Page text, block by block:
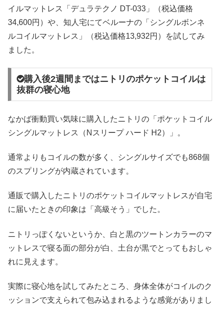
イルマットレス「デュラテクノ DT-033」（税込価格
34,600円）や、知人宅にてベルーナの「シングルボンネ
ルコイルマットレス」（税込価格13,932円）を試してみ
ました。
購入後2週間まではニトリのポケットコイルは
抜群の寝心地
なかば衝動買い気味に購入したニトリの「ポケットコイル
シングルマットレス（Nスリープ ハード H2）」。
通常よりもコイルの数が多く、シングルサイズでも868個
のスプリングが内蔵されています。
通販で購入したニトリのポケットコイルマットレスが自宅
に届いたときの印象は「高級そう」でした。
ニトリっぽくないというか、白と黒のツートンカラーのマ
ットレスで寝る面の部分が白、土台が黒でとってもおしゃ
れに見えます。
実際に寝心地を試してみたところ、身体全体がコイルのク
ッションで支えられて包み込まれるような感覚がありまし